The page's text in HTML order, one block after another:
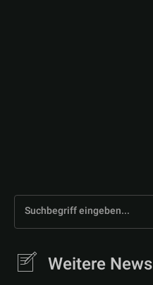
Suchbegriff eingeben...
Weitere News